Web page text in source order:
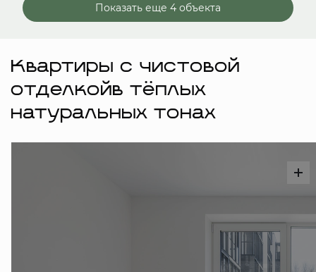
Показать еще 4 объектa
Квартиры с чистовой
отделкойв тёплых
натуральных тонах